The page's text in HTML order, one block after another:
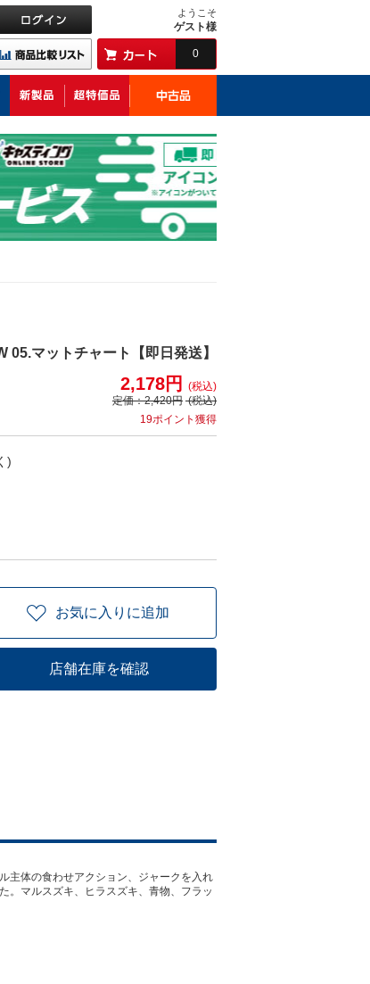
ようこそ
ゲスト様
0
05.マットチャート【即日発送】
2,178円
(税込)
定価：2,420円 (税込)
19ポイント獲得
)
お気に入りに追加
店舗在庫を確認
主体の食わせアクション、ジャークを入れ
。マルスズキ、ヒラスズキ、青物、フラッ